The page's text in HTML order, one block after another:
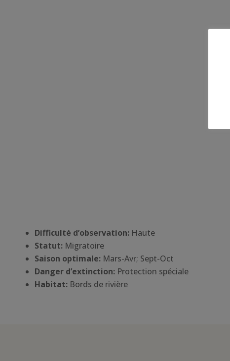
Difficulté d’observation:Haute
Statut:Migratoire
Saison optimale:Mars-Avr; Sept-Oct
Danger d’extinction:Protection spéciale
Habitat:Bords de rivière